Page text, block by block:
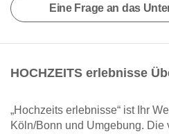
Eine Frage an das
HOCHZEITS erlebnisse
„Hochzeits erlebnisse“ ist Ihr
Köln/Bonn und Umgebung. Die